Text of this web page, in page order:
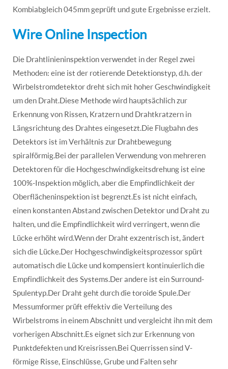
Kombiabgleich 045mm geprüft und gute Ergebnisse erzielt.
Wire Online Inspection
Die Drahtlinieninspektion verwendet in der Regel zwei
Methoden: eine ist der rotierende Detektionstyp, d.h. der
Wirbelstromdetektor dreht sich mit hoher Geschwindigkeit
um den Draht.Diese Methode wird hauptsächlich zur
Erkennung von Rissen, Kratzern und Drahtkratzern in
Längsrichtung des Drahtes eingesetzt.Die Flugbahn des
Detektors ist im Verhältnis zur Drahtbewegung
spiralförmig.Bei der parallelen Verwendung von mehreren
Detektoren für die Hochgeschwindigkeitsdrehung ist eine
100%-Inspektion möglich, aber die Empfindlichkeit der
Oberflächeninspektion ist begrenzt.Es ist nicht einfach,
einen konstanten Abstand zwischen Detektor und Draht zu
halten, und die Empfindlichkeit wird verringert, wenn die
Lücke erhöht wird.Wenn der Draht exzentrisch ist, ändert
sich die Lücke.Der Hochgeschwindigkeitsprozessor spürt
automatisch die Lücke und kompensiert kontinuierlich die
Empfindlichkeit des Systems.Der andere ist ein Surround-
Spulentyp.Der Draht geht durch die toroide Spule.Der
Messumformer prüft effektiv die Verteilung des
Wirbelstroms in einem Abschnitt und vergleicht ihn mit dem
vorherigen Abschnitt.Es eignet sich zur Erkennung von
Punktdefekten und Kreisrissen.Bei Querrissen sind V-
förmige Risse, Einschlüsse, Grube und Falten sehr